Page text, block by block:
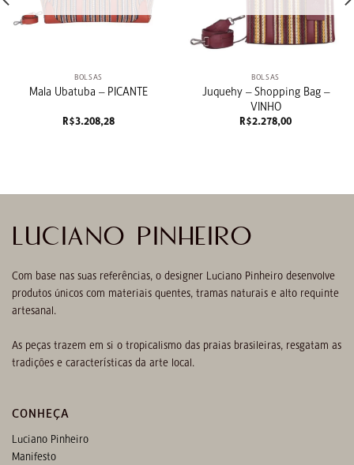
BOLSAS
Mala Ubatuba – PICANTE
R$3.208,28
BOLSAS
Juquehy – Shopping Bag –
VINHO
R$2.278,00
LUCIANO PINHEIRO
Com base nas suas referências, o designer Luciano Pinheiro desenvolve
produtos únicos com materiais quentes, tramas naturais e alto requinte
artesanal.
As peças trazem em si o tropicalismo das praias brasileiras, resgatam as
tradições e características da arte local.
CONHEÇA
Luciano Pinheiro
Manifesto